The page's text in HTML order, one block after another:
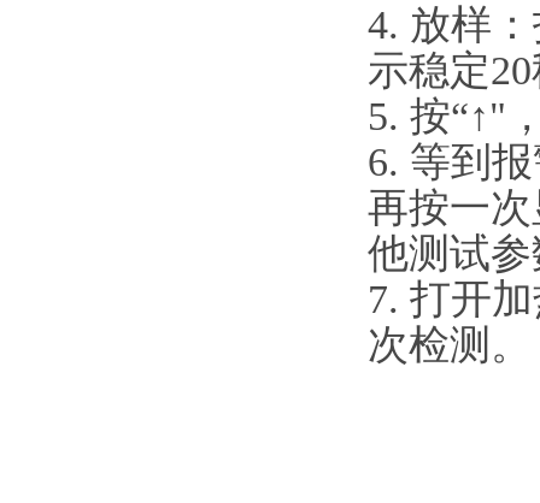
4. 放样
示稳
5. 按
6. 等到
再按一
他测试
7. 打开
次检测